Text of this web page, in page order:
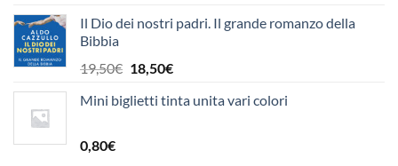
originale
5,00€.
attuale
4,80€.
Il Dio dei nostri padri. Il grande romanzo della
Bibbia
19,50€ Il
originale
18,50€Il
attuale
Mini biglietti tinta unita vari colori
0,80€